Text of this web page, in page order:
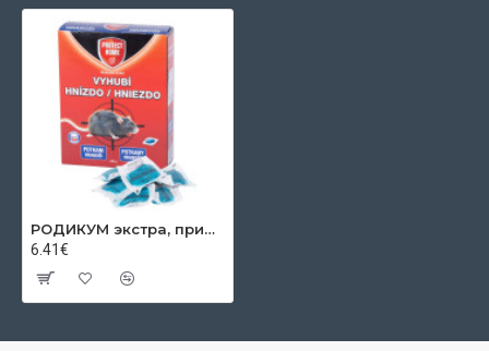
РОДИКУМ экстра, приманка для мышей и крыс, 200 г, мягкая
6.41€